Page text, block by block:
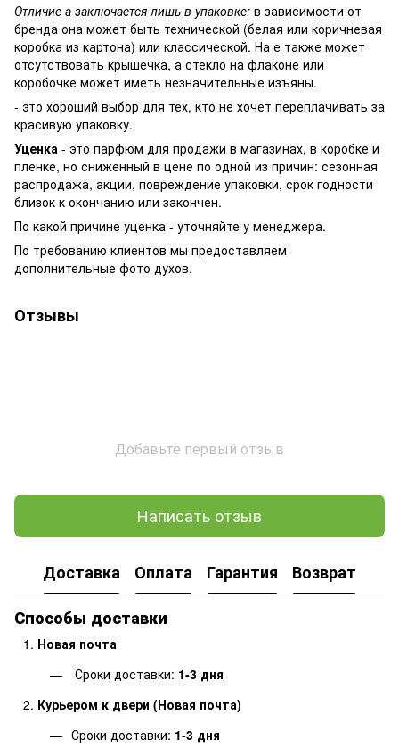
Отличие а заключается лишь в упаковке: в зависимости от
бренда она может быть технической (белая или коричневая
коробка из картона) или классической. На е также может
отсутствовать крышечка, а стекло на флаконе или
коробочке может иметь незначительные изъяны.
- это хороший выбор для тех, кто не хочет переплачивать за
красивую упаковку.
Уценка - это парфюм для продажи в магазинах, в коробке и
пленке, но сниженный в цене по одной из причин: сезонная
распродажа, акции, повреждение упаковки, срок годности
близок к окончанию или закончен.
По какой причине уценка - уточняйте у менеджера.
По требованию клиентов мы предоставляем
дополнительные фото духов.
Отзывы
Добавьте первый отзыв
Написать отзыв
Доставка Оплата Гарантия
Возврат
Способы доставки
Новая почта
Сроки доставки: 1-3 дня
Курьером к двери (Новая почта)
Сроки доставки: 1-3 дня